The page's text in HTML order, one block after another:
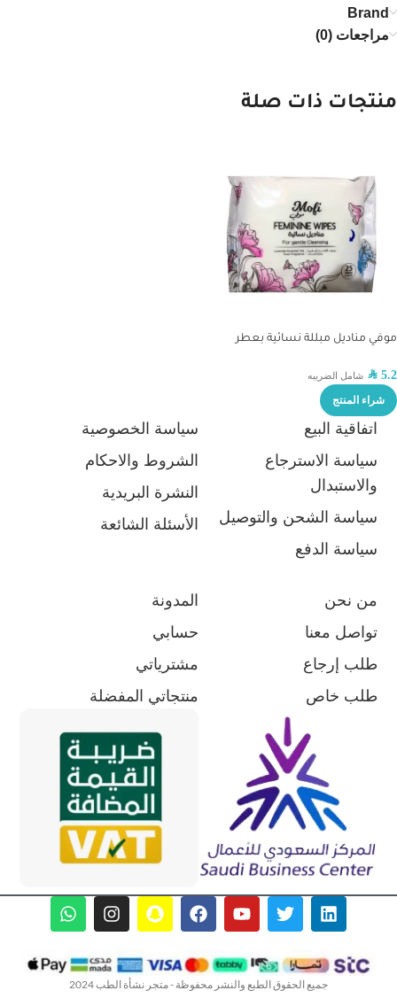
Brand
مراجعات (0)
منتجات ذات صلة
موفي مناديل مبللة نسائية بعطر
SAR 5.2 شامل الضريبه
شراء المنتج
اتفاقية البيع
سياسة الاسترجاع
والاستبدال
سياسة الشحن والتوصيل
سياسة الدفع
سياسة الخصوصية
الشروط والاحكام
النشرة البريدية
الأسئلة الشائعة
من نحن
تواصل معنا
طلب إرجاع
طلب خاص
المدونة
حسابي
مشترياتي
منتجاتي المفضلة
جميع الحقوق الطبع والنشر محفوظة - متجر نشأة الطب 2024